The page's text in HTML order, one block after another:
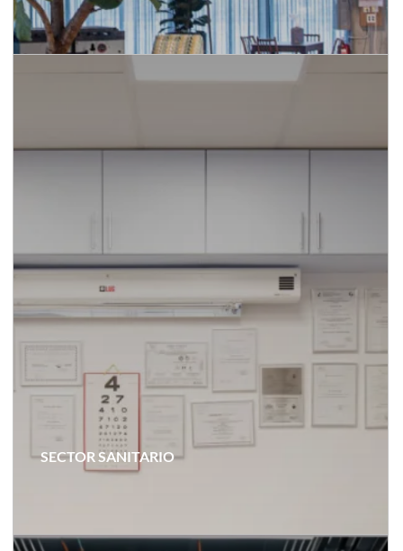
SECTOR SANITARIO